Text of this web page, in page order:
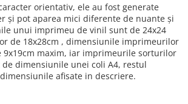
orientativ, ele au fost generate
și pot aparea mici diferente de nuante și
unui imprimeu de vinil sunt de 24x24
de 18x28cm , dimensiunile imprimeurilor
9x19cm maxim, iar imprimeurile sorturilor
dimensiunile unei coli A4, restul
afisate in descriere.